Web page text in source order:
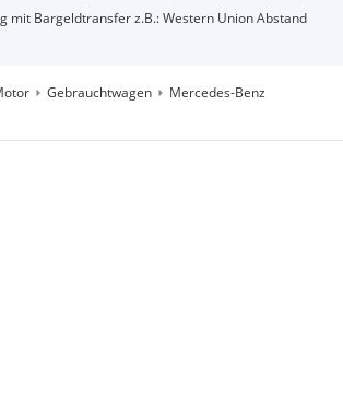
mit Bargeldtransfer z.B.: Western Union Abstand
Gebrauchtwagen
Mercedes-Benz